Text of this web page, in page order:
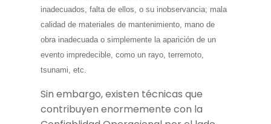
inadecuados, falta de ellos, o su inobservancia; mala
calidad de materiales de mantenimiento, mano de
obra inadecuada o simplemente la aparición de un
evento impredecible, como un rayo, terremoto,
tsunami, etc.
Sin embargo, existen técnicas que
contribuyen enormemente con la